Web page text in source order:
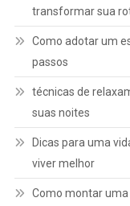
transformar sua
Como adotar um
passos
técnicas de
suas noites
Dicas para uma
viver melhor
Como montar